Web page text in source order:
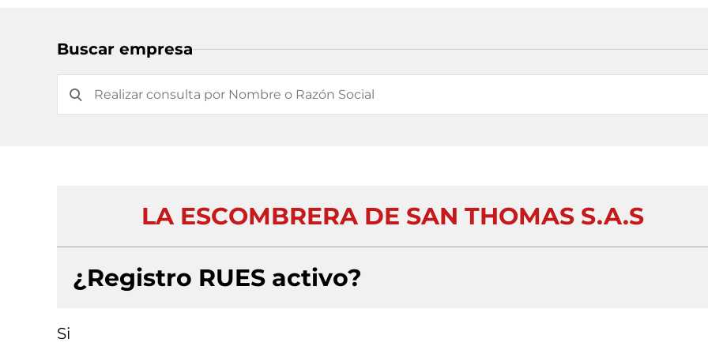
Buscar empresa
LA ESCOMBRERA DE SAN THOMAS S.A.S
¿Registro RUES activo?
Si